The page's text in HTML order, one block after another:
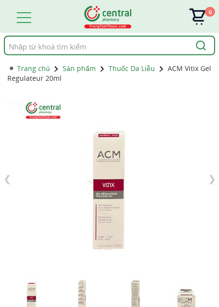
Tìm
kiếm
0
Trang chủ Sản phẩm Thuốc Da Liễu
ACM Vitix Gel
Regulateur 20ml
❮ ❯